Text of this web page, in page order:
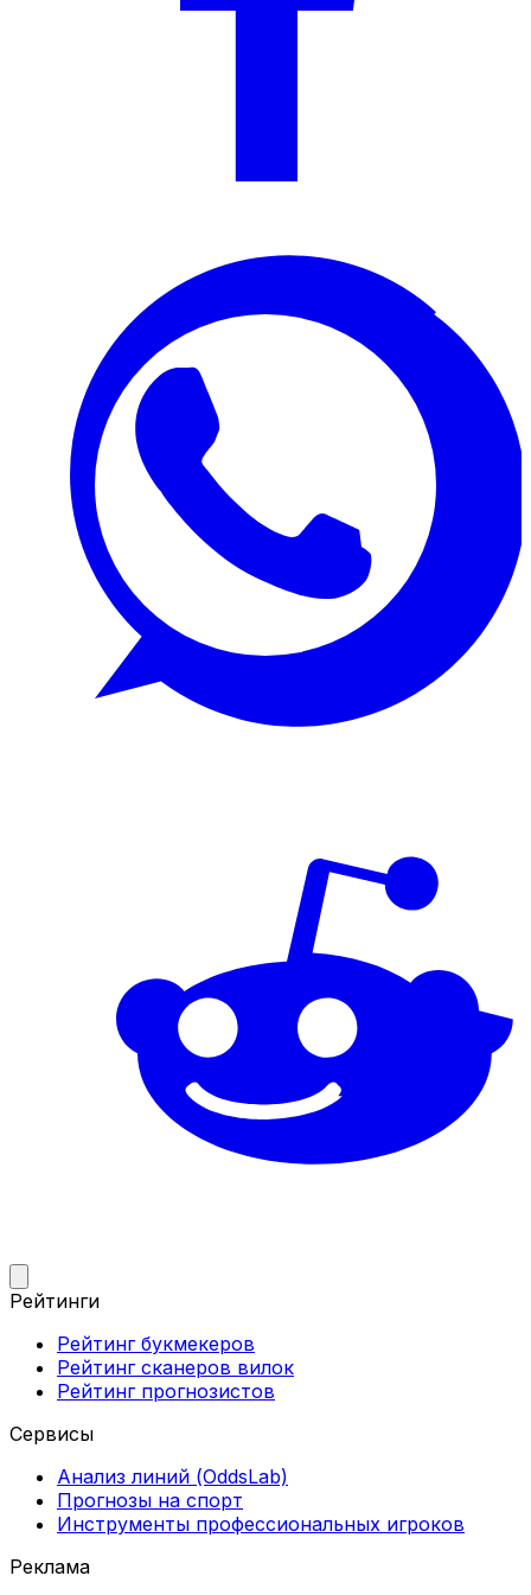
Рейтинги
Рейтинг букмекеров
Рейтинг сканеров вилок
Рейтинг прогнозистов
Сервисы
Анализ линий (OddsLab)
Прогнозы на спорт
Инструменты профессиональных игроков
Реклама